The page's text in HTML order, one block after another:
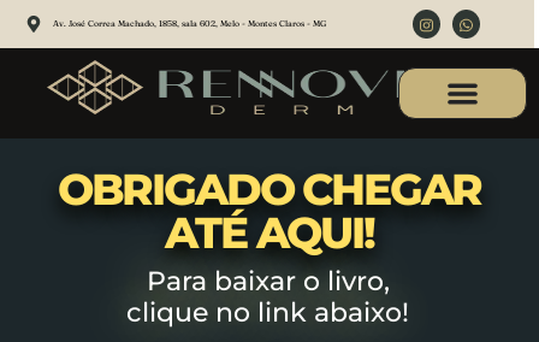
Av. José Correa Machado, 1858, sala 602, Melo - Montes Claros - MG
OBRIGADO CHEGAR
ATÉ AQUI!
Para baixar o livro,
clique no link abaixo!